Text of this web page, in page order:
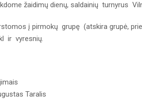
žaidimų dienų, saldainių turnyrus
į pirmokų grupę (atskira grupė,
ir vyresnių.
Taralis